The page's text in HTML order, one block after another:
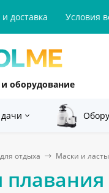
доставка Условия
оборудование
отдыха Маски и ласты